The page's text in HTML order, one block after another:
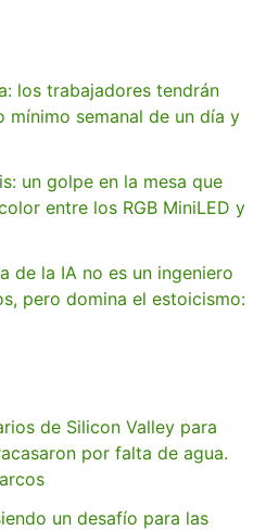
los trabajadores tendrán
mínimo semanal de un día y
un golpe en la mesa que
entre los RGB MiniLED y
de la IA no es un ingeniero
pero domina el estoicismo:
de Silicon Valley para
por falta de agua.
un desafío para las